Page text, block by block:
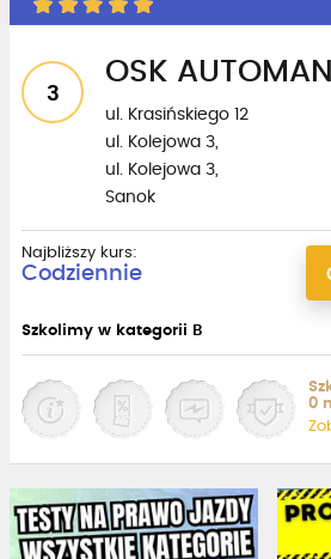
3
OSK
ul. Krasińskiego 12
ul. Kolejowa 3,
ul. Kolejowa 3,
Sanok
Najbliższy kurs:
Codziennie
Szkolimy w kategorii B
0